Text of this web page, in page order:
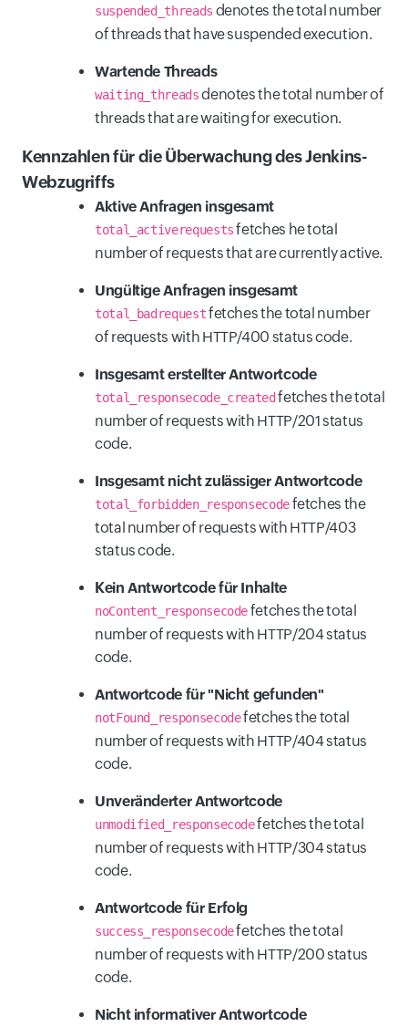
suspended_threads denotes the total number
of threads that have suspended execution.
Wartende Threads
waiting_threadsdenotes the total number of
threads that are waiting for execution.
Kennzahlen für die Überwachung des Jenkins-
Webzugriffs
Aktive Anfragen insgesamt
total_activerequestsfetches he total
number of requests that are currently active.
Ungültige Anfragen insgesamt
total_badrequestfetches the total number
of requests with HTTP/400 status code.
Insgesamt erstellter Antwortcode
total_responsecode_createdfetches the total
number of requests with HTTP/201 status
code.
Insgesamt nicht zulässiger Antwortcode
total_forbidden_responsecodefetches the
total number of requests with HTTP/403
status code.
Kein Antwortcode für Inhalte
noContent_responsecodefetches the total
number of requests with HTTP/204 status
code.
Antwortcode für "Nicht gefunden"
notFound_responsecodefetches the total
number of requests with HTTP/404 status
code.
Unveränderter Antwortcode
unmodified_responsecodefetches the total
number of requests with HTTP/304 status
code.
Antwortcode für Erfolg
success_responsecodefetches the total
number of requests with HTTP/200 status
code.
Nicht informativer Antwortcode